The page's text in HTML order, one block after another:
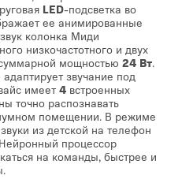
LED-подсветка во
ее анимированные
колонка Миди
низкочастотного и двух
мощностью 24 Вт.
адаптирует звучание под
имеет 4 встроенных
точно распознавать
помещении. В режиме
из детской на телефон
процессор
на команды, быстрее и